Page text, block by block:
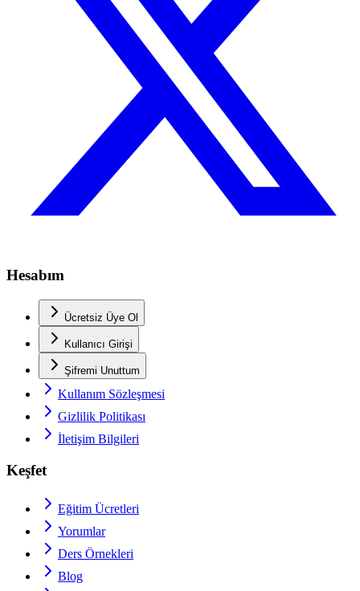
Hesabım
Ücretsiz Üye Ol
Kullanıcı Girişi
Şifremi Unuttum
Kullanım Sözleşmesi
Gizlilik Politikası
İletişim Bilgileri
Keşfet
Eğitim Ücretleri
Yorumlar
Ders Örnekleri
Blog